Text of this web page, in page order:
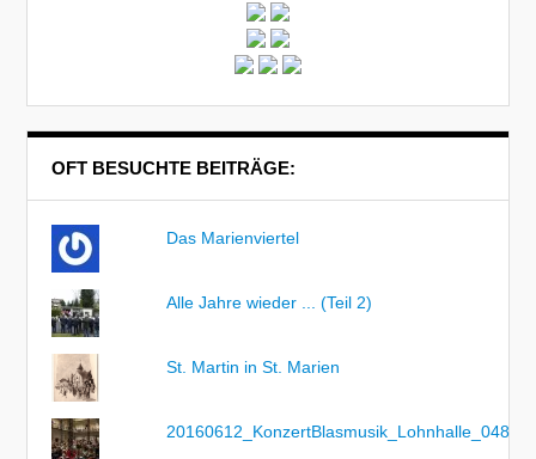
OFT BESUCHTE BEITRÄGE:
Das Marienviertel
Alle Jahre wieder ... (Teil 2)
St. Martin in St. Marien
20160612_KonzertBlasmusik_Lohnhalle_048